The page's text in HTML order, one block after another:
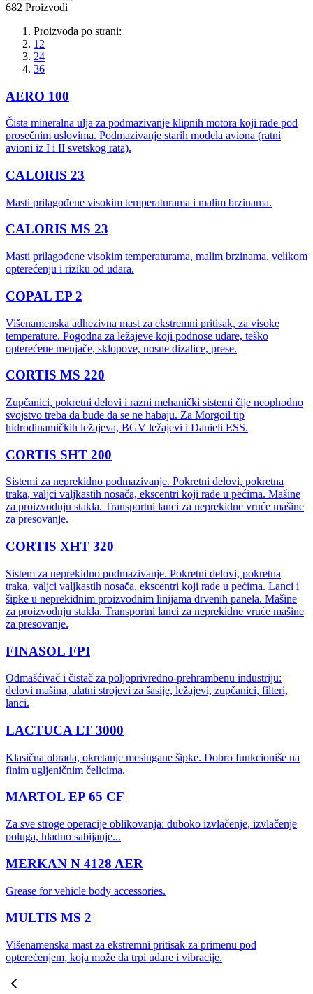
682 Proizvodi
Proizvoda po strani:
12
24
36
AERO 100
Čista mineralna ulja za podmazivanje klipnih motora koji rade pod
prosečnim uslovima. Podmazivanje starih modela aviona (ratni
avioni iz I i II svetskog rata).
CALORIS 23
Masti prilagođene visokim temperaturama i malim brzinama.
CALORIS MS 23
Masti prilagođene visokim temperaturama, malim brzinama, velikom
opterećenju i riziku od udara.
COPAL EP 2
Višenamenska adhezivna mast za ekstremni pritisak, za visoke
temperature. Pogodna za ležajeve koji podnose udare, teško
opterećene menjače, sklopove, nosne dizalice, prese.
CORTIS MS 220
Zupčanici, pokretni delovi i razni mehanički sistemi čije neophodno
svojstvo treba da bude da se ne habaju. Za Morgoil tip
hidrodinamičkih ležajeva, BGV ležajevi i Danieli ESS.
CORTIS SHT 200
Sistemi za neprekidno podmazivanje. Pokretni delovi, pokretna
traka, valjci valjkastih nosača, ekscentri koji rade u pećima. Mašine
za proizvodnju stakla. Transportni lanci za neprekidne vruće mašine
za presovanje.
CORTIS XHT 320
Sistem za neprekidno podmazivanje. Pokretni delovi, pokretna
traka, valjci valjkastih nosača, ekscentri koji rade u pećima. Lanci i
šipke u neprekidnim proizvodnim linijama drvenih panela. Mašine
za proizvodnju stakla. Transportni lanci za neprekidne vruće mašine
za presovanje.
FINASOL FPI
Odmašćivač i čistač za poljoprivredno-prehrambenu industriju:
delovi mašina, alatni strojevi za šasije, ležajevi, zupčanici, filteri,
lanci.
LACTUCA LT 3000
Klasična obrada, okretanje mesingane šipke. Dobro funkcioniše na
finim ugljeničnim čelicima.
MARTOL EP 65 CF
Za sve stroge operacije oblikovanja: duboko izvlačenje, izvlačenje
poluga, hladno sabijanje...
MERKAN N 4128 AER
Grease for vehicle body accessories.
MULTIS MS 2
Višenamenska mast za ekstremni pritisak za primenu pod
opterećenjem, koja može da trpi udare i vibracije.